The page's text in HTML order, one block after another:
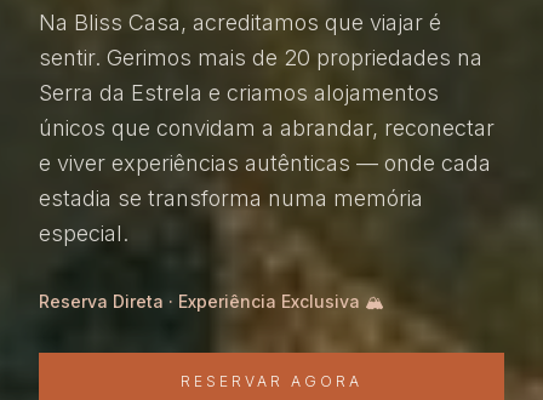
Na Bliss Casa, acreditamos que viajar é
sentir. Gerimos mais de 20 propriedades na
Serra da Estrela e criamos alojamentos
únicos que convidam a abrandar, reconectar
e viver experiências autênticas — onde cada
estadia se transforma numa memória
especial.
Reserva Direta · Experiência Exclusiva 🏔️
RESERVAR AGORA